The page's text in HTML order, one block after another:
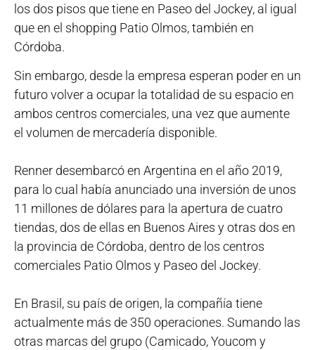
los dos pisos que tiene en Paseo del Jockey, al igual
que en el shopping Patio Olmos, también en
Córdoba.
Sin embargo, desde la empresa esperan poder en un
futuro volver a ocupar la totalidad de su espacio en
ambos centros comerciales, una vez que aumente
el volumen de mercadería disponible.
Renner desembarcó en Argentina en el año 2019,
para lo cual había anunciado una inversión de unos
11 millones de dólares para la apertura de cuatro
tiendas, dos de ellas en Buenos Aires y otras dos en
la provincia de Córdoba, dentro de los centros
comerciales Patio Olmos y Paseo del Jockey.
En Brasil, su país de origen, la compañía tiene
actualmente más de 350 operaciones. Sumando las
otras marcas del grupo (Camicado, Youcom y